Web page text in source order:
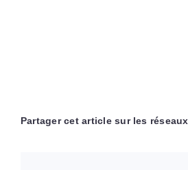
Partager cet article sur les